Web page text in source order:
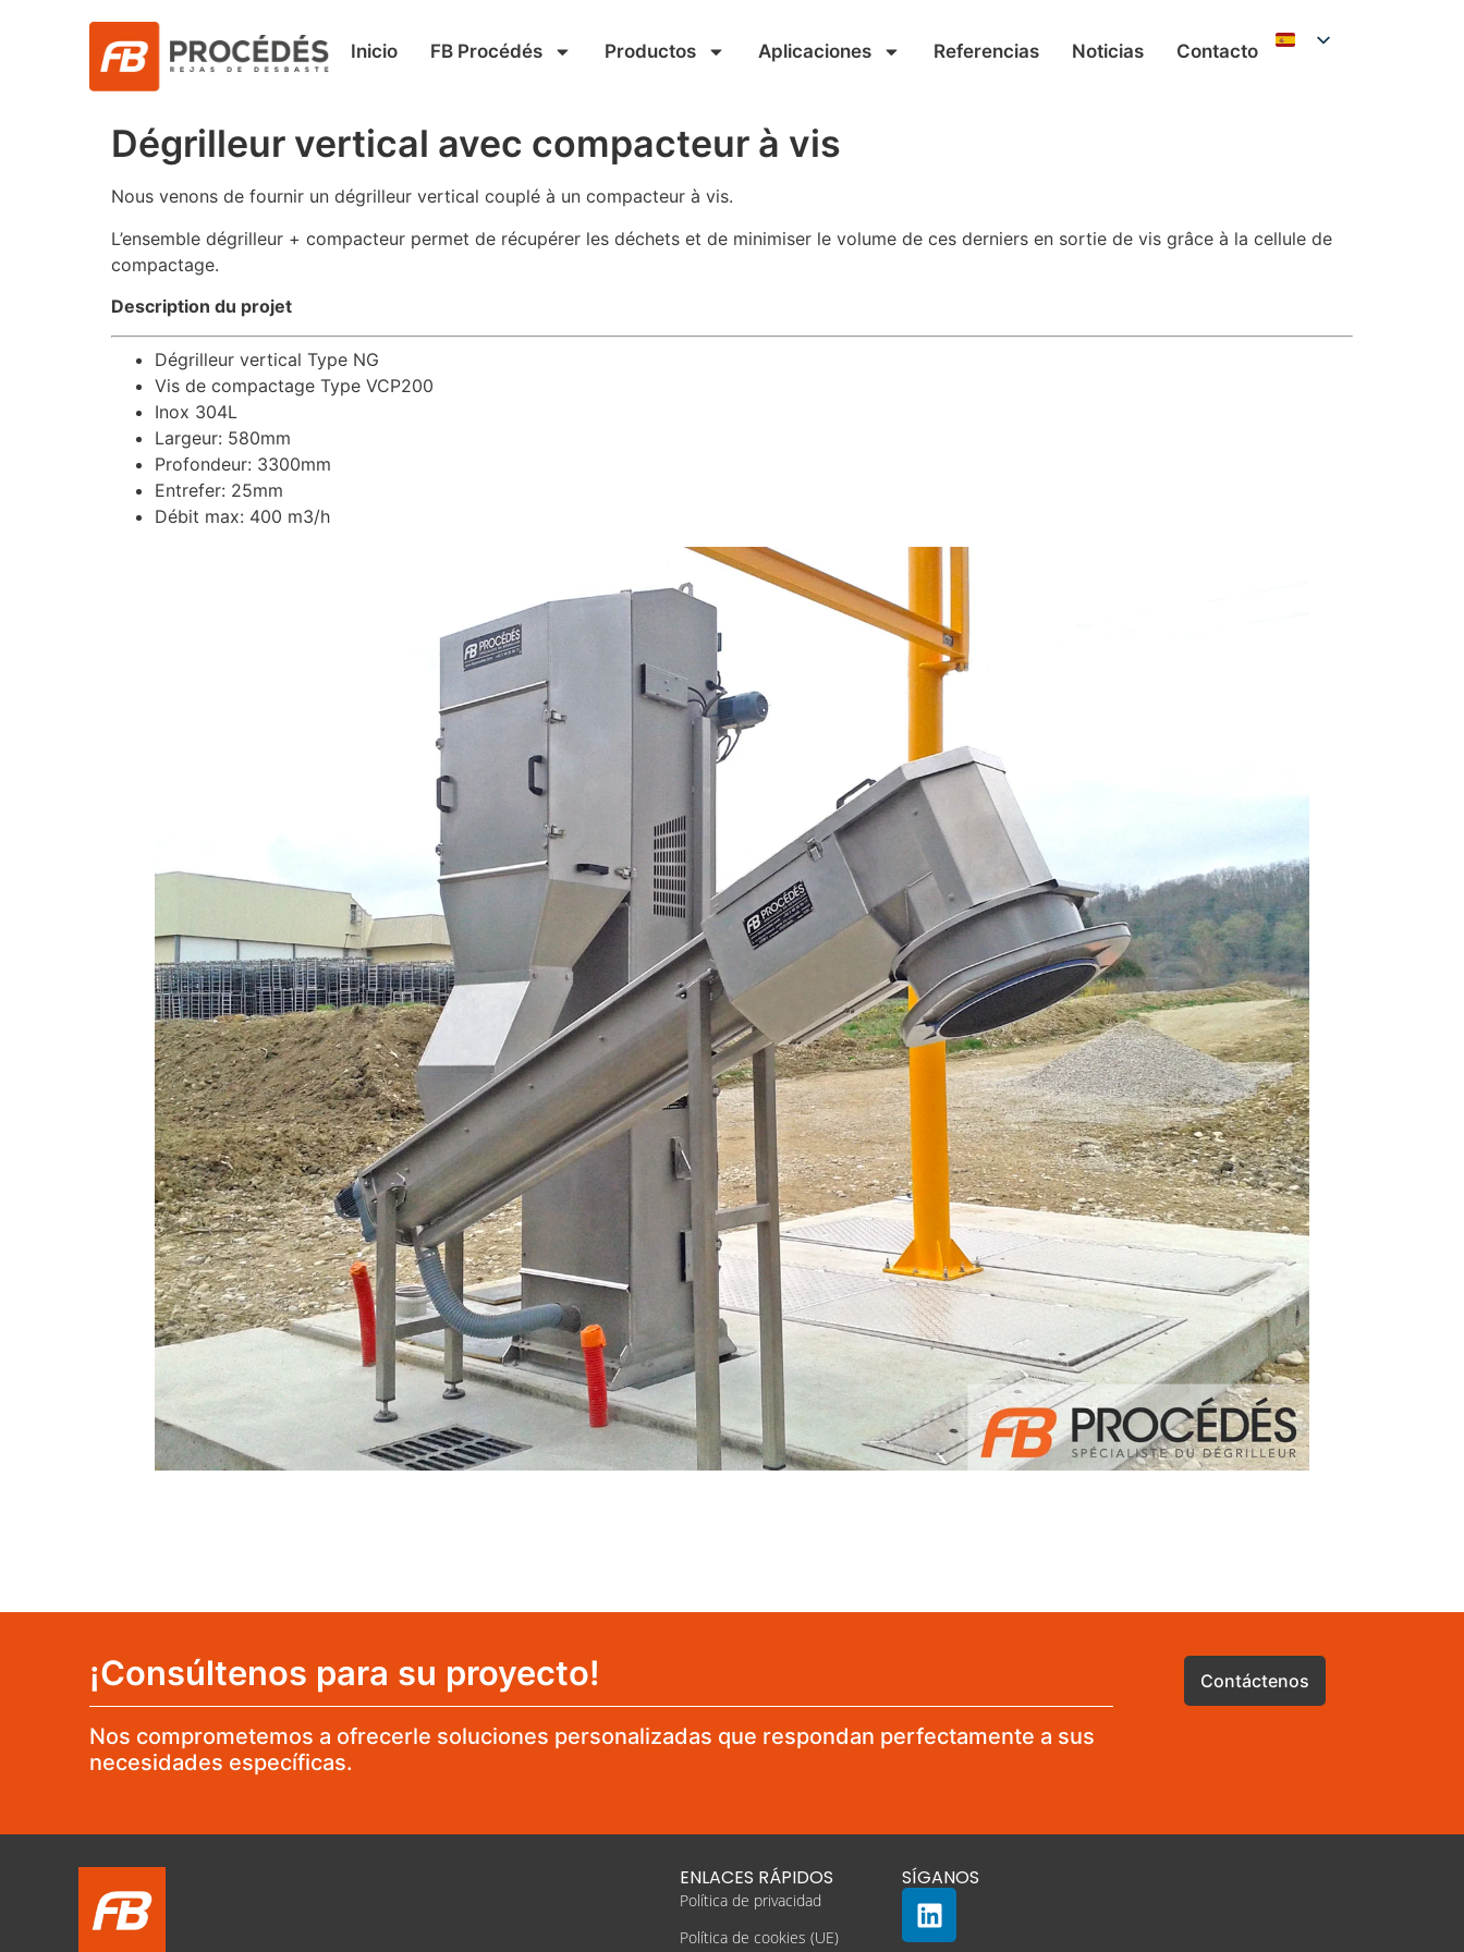
Inicio FB Procédés Productos Aplicaciones Referencias Noticias Contacto
Dégrilleur vertical avec compacteur à vis
Nous venons de fournir un dégrilleur vertical couplé à un compacteur à vis.
L’ensemble dégrilleur + compacteur permet de récupérer les déchets et de minimiser le volume de ces derniers en sortie de vis grâce à la cellule de
compactage.
Description du projet
Dégrilleur vertical Type NG
Vis de compactage Type VCP200
Inox 304L
Largeur: 580mm
Profondeur: 3300mm
Entrefer: 25mm
Débit max: 400 m3/h
¡Consúltenos para su proyecto!
Nos comprometemos a ofrecerle soluciones personalizadas que respondan perfectamente a sus
necesidades específicas.
Contáctenos
ENLACES RÁPIDOS
Política de privacidad
Política de cookies (UE)
SÍGANOS